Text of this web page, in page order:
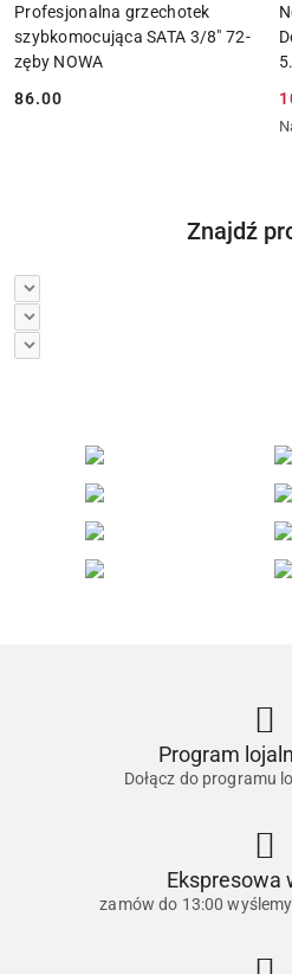
Profesjonalna grzechotek
szybkomocująca SATA 3/8" 72-
zęby NOWA
Cena:
86.00
Znajdź
Program
Dołącz do programu
Ekspresowa
zamów do 13:00